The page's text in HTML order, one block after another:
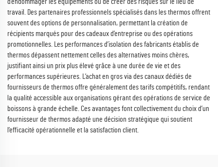
travail. Des partenaires professionnels spécialisés dans les thermos offrent
souvent des options de personnalisation, permettant la création de
récipients marqués pour des cadeaux d’entreprise ou des opérations
promotionnelles. Les performances d’isolation des fabricants établis de
thermos dépassent nettement celles des alternatives moins chères,
justifiant ainsi un prix plus élevé grâce à une durée de vie et des
performances supérieures. L’achat en gros via des canaux dédiés de
fournisseurs de thermos offre généralement des tarifs compétitifs, rendant
la qualité accessible aux organisations gérant des opérations de service de
boissons à grande échelle. Ces avantages font collectivement du choix d’un
fournisseur de thermos adapté une décision stratégique qui soutient
l’efficacité opérationnelle et la satisfaction client.